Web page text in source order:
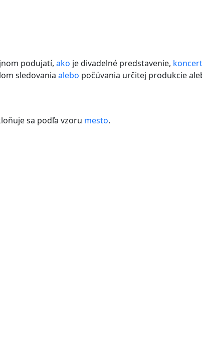
podujatí, ako je divadelné predstavenie, koncert
sledovania alebo počúvania určitej produkcie
sa podľa vzoru mesto.